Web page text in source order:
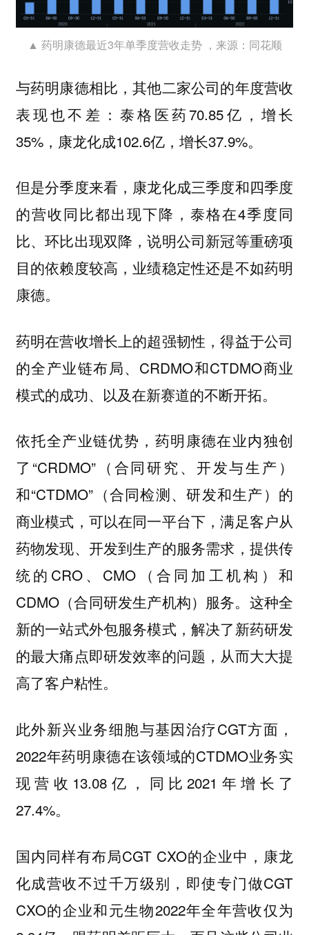
▲ 药明康德最近3年单季度营收走势 ，来源：同花顺
与药明康德相比，其他二家公司的年度营收
表现也不差：泰格医药70.85亿，增长
35%，康龙化成102.6亿，增长37.9%。
但是分季度来看，康龙化成三季度和四季度
的营收同比都出现下降，泰格在4季度同
比、环比出现双降，说明公司新冠等重磅项
目的依赖度较高，业绩稳定性还是不如药明
康德。
药明在营收增长上的超强韧性，得益于公司
的全产业链布局、CRDMO和CTDMO商业
模式的成功、以及在新赛道的不断开拓。
依托全产业链优势，药明康德在业内独创
了“CRDMO”（合同研究、开发与生产）
和“CTDMO”（合同检测、研发和生产）的
商业模式，可以在同一平台下，满足客户从
药物发现、开发到生产的服务需求，提供传
统的CRO、CMO（合同加工机构）和
CDMO（合同研发生产机构）服务。 这种全
新的一站式外包服务模式，解决了新药研发
的最大痛点即研发效率的问题，从而大大提
高了客户粘性。
此外新兴业务细胞与基因治疗CGT方面，
2022年药明康德在该领域的CTDMO业务实
现营收13.08亿，同比2021年增长了
27.4%。
国内同样有布局CGT CXO的企业中，康龙
化成营收不过千万级别，即使专门做CGT
CXO的企业和元生物2022年全年营收仅为